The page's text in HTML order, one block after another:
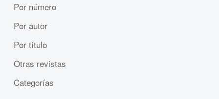
Por número
Por autor
Por título
Otras revistas
Categorías